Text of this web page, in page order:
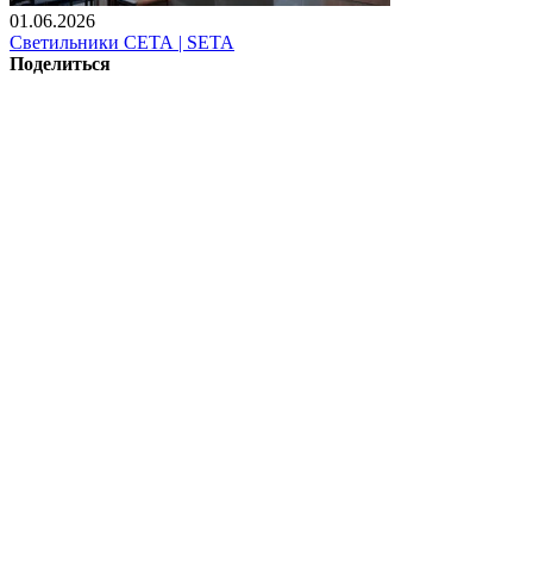
01.06.2026
Светильники СЕТА | SETA
Поделиться